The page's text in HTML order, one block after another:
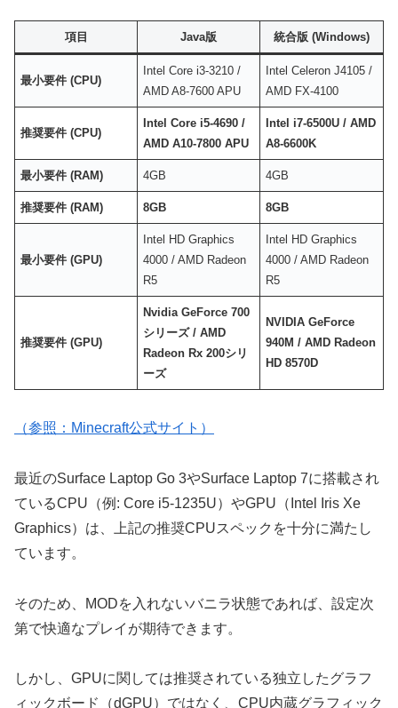
項目 Java版 統合版 (Windows)
最小要件 (CPU)
Intel Core i3-3210 /
AMD A8-7600 APU
Intel Celeron J4105 /
AMD FX-4100
推奨要件 (CPU)
Intel Core i5-4690 /
AMD A10-7800 APU
Intel i7-6500U / AMD
A8-6600K
最小要件 (RAM) 4GB 4GB
推奨要件 (RAM) 8GB 8GB
最小要件 (GPU)
Intel HD Graphics
4000 / AMD Radeon
R5
Intel HD Graphics
4000 / AMD Radeon
R5
推奨要件 (GPU)
Nvidia GeForce 700
シリーズ / AMD
Radeon Rx 200シリ
ーズ
NVIDIA GeForce
940M / AMD Radeon
HD 8570D
（参照：Minecraft公式サイト）
最近のSurface Laptop Go 3やSurface Laptop 7に搭載され
ているCPU（例: Core i5-1235U）やGPU（Intel Iris Xe
Graphics）は、上記の推奨CPUスペックを十分に満たし
ています。
そのため、MODを入れないバニラ状態であれば、設定次
第で快適なプレイが期待できます。
しかし、GPUに関しては推奨されている独立したグラフ
ィックボード（dGPU）ではなく、CPU内蔵グラフィック